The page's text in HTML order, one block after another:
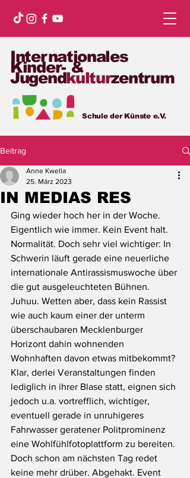
Internationales
Kinder- &
Jugendkulturzentrum
Schule der Künste e.V.
Beitrag
IN MEDIAS RES
Anne Kwella
25. März 2023
Ging wieder hoch her in der Woche.
Eigentlich wie immer. Kein Event halt.
Normalität. Doch sehr viel wichtiger: In
Schwerin läuft gerade eine neuerliche
internationale Antirassismuswoche über
die gut ausgeleuchteten Bühnen.
Juhuu. Wetten aber, dass kein Rassist
wie auch kaum einer der unterm
überschaubaren Mecklenburger
Horizont dahin wohnenden
Wohnhaften davon etwas mitbekommt?
Klar, derlei Veranstaltungen finden
lediglich in ihrer Blase statt, eignen sich
jedoch u.a. vortrefflich, wichtiger,
eventuell gerade in unruhigeres
Fahrwasser geratener Politprominenz
eine Wohlfühlfotoplattform zu bereiten.
Doch schon am nächsten Tag redet
keine mehr drüber. Abgehakt. Event